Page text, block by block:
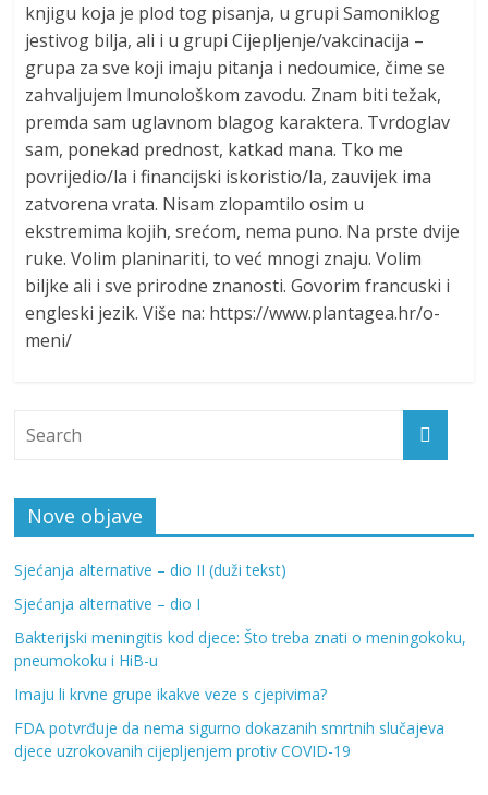
knjigu koja je plod tog pisanja, u grupi Samoniklog
jestivog bilja, ali i u grupi Cijepljenje/vakcinacija –
grupa za sve koji imaju pitanja i nedoumice, čime se
zahvaljujem Imunološkom zavodu. Znam biti težak,
premda sam uglavnom blagog karaktera. Tvrdoglav
sam, ponekad prednost, katkad mana. Tko me
povrijedio/la i financijski iskoristio/la, zauvijek ima
zatvorena vrata. Nisam zlopamtilo osim u
ekstremima kojih, srećom, nema puno. Na prste dvije
ruke. Volim planinariti, to već mnogi znaju. Volim
biljke ali i sve prirodne znanosti. Govorim francuski i
engleski jezik. Više na: https://www.plantagea.hr/o-
meni/
Nove objave
Sjećanja alternative – dio II (duži tekst)
Sjećanja alternative – dio I
Bakterijski meningitis kod djece: Što treba znati o meningokoku,
pneumokoku i HiB-u
Imaju li krvne grupe ikakve veze s cjepivima?
FDA potvrđuje da nema sigurno dokazanih smrtnih slučajeva
djece uzrokovanih cijepljenjem protiv COVID-19